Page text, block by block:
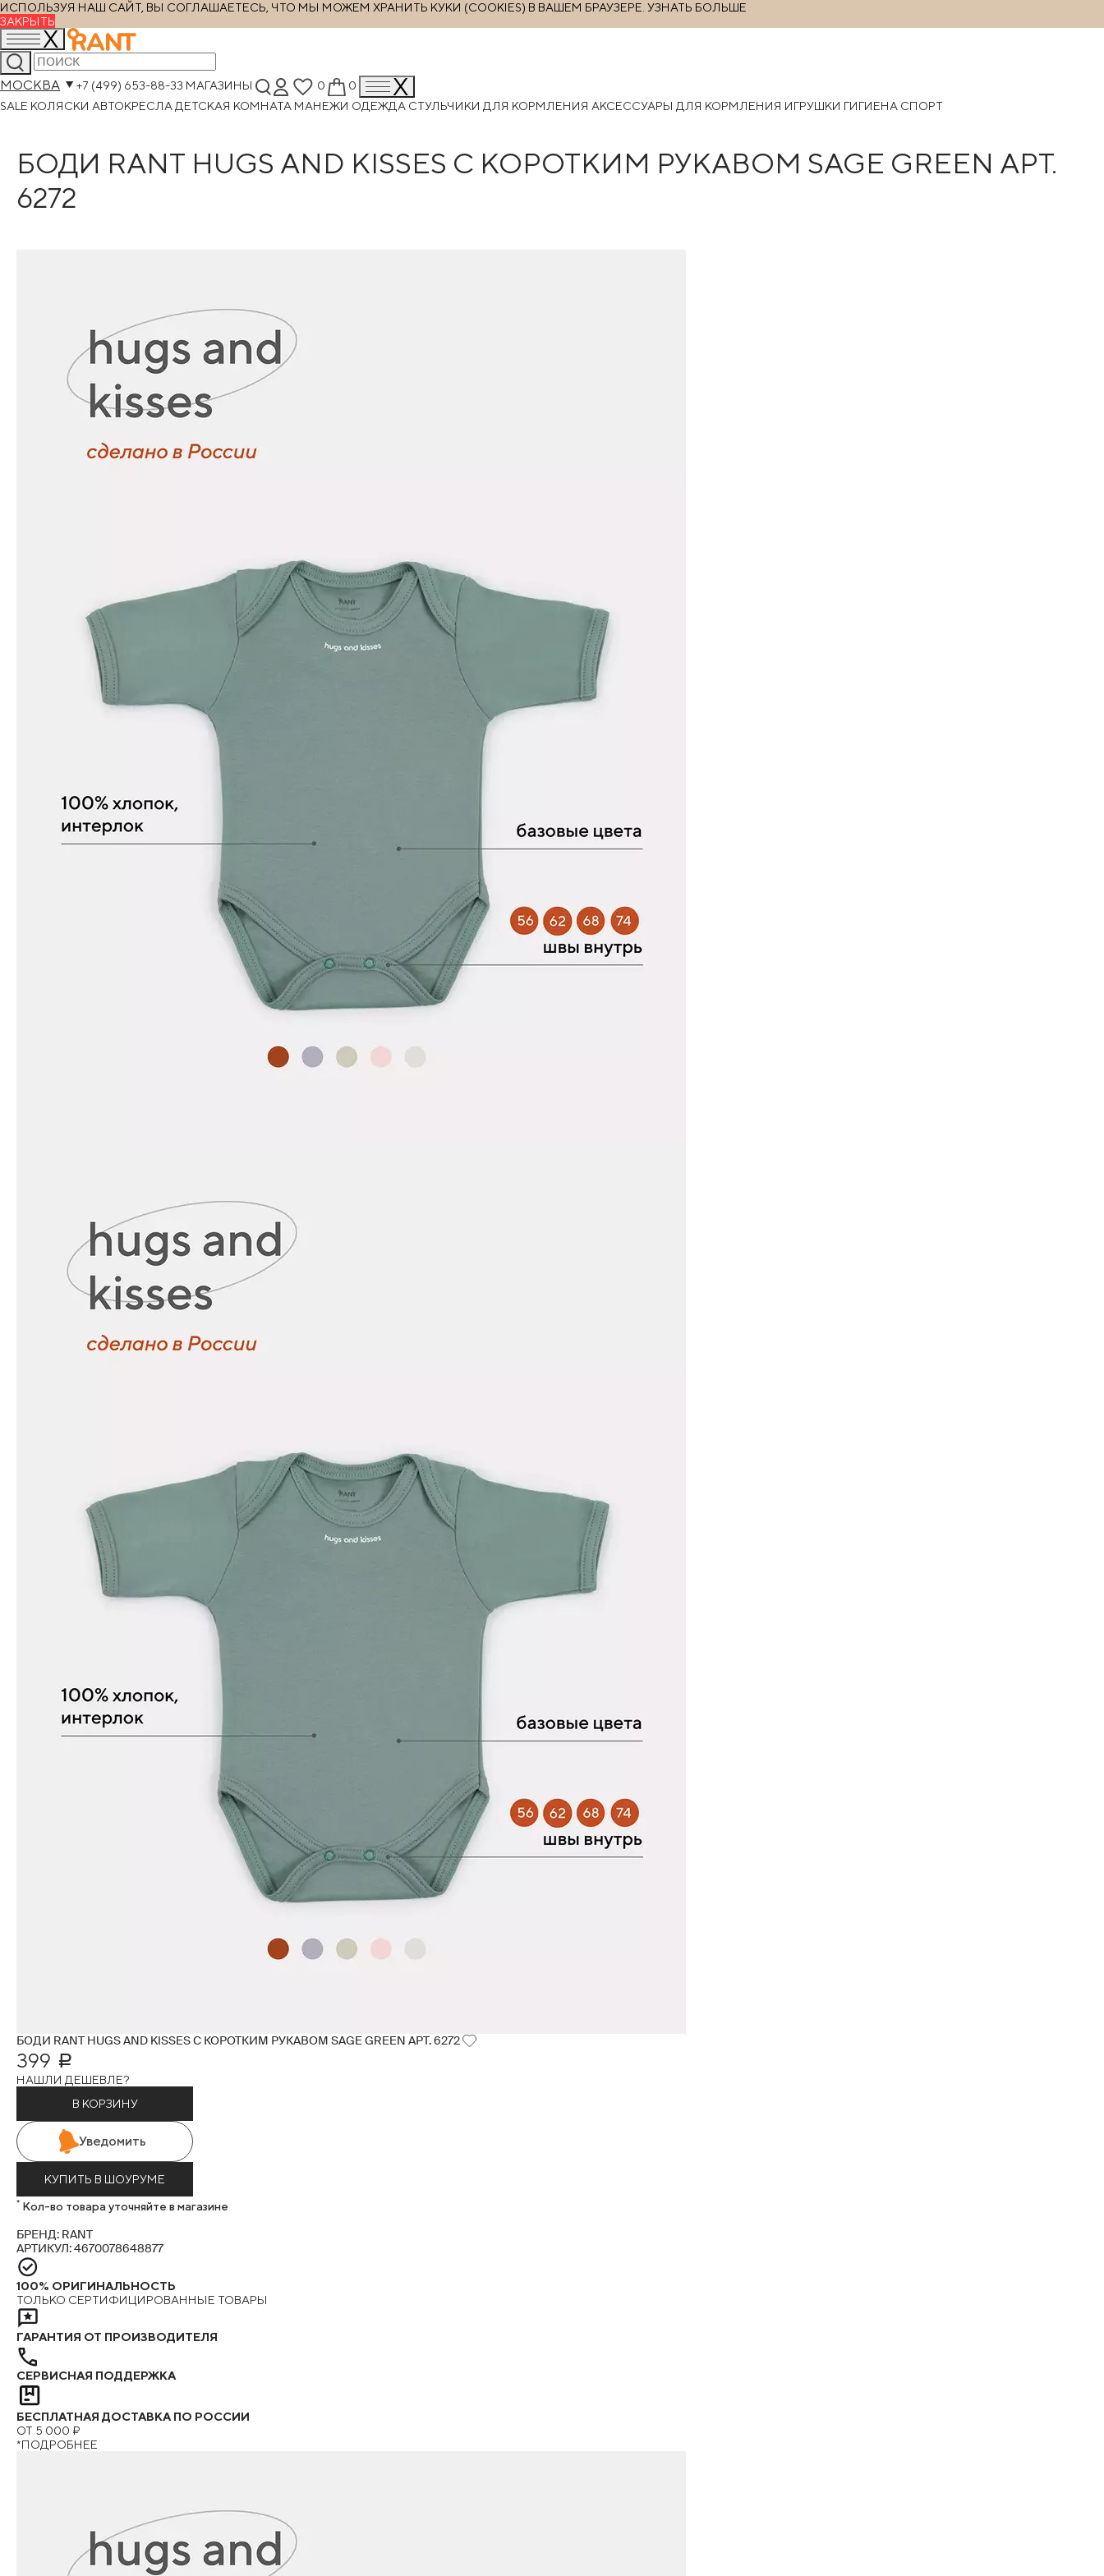
ИСПОЛЬЗУЯ НАШ САЙТ, ВЫ СОГЛАШАЕТЕСЬ, ЧТО МЫ МОЖЕМ ХРАНИТЬ КУКИ (COOKIES) В ВАШЕМ БРАУЗЕРЕ. УЗНАТЬ БОЛЬШЕ
ЗАКРЫТЬ
МОСКВА +7 (499) 653-88-33 МАГАЗИНЫ 0
0
SALE КОЛЯСКИ АВТОКРЕСЛА ДЕТСКАЯ КОМНАТА МАНЕЖИ ОДЕЖДА СТУЛЬЧИКИ ДЛЯ КОРМЛЕНИЯ АКСЕССУАРЫ ДЛЯ КОРМЛЕНИЯ ИГРУШКИ ГИГИЕНА СПОРТ
БОДИ RANT HUGS AND KISSES С КОРОТКИМ РУКАВОМ SAGE GREEN АРТ.
6272
БОДИ RANT HUGS AND KISSES С КОРОТКИМ РУКАВОМ SAGE GREEN АРТ. 6272
399
Р
НАШЛИ ДЕШЕВЛЕ?
В КОРЗИНУ
Уведомить
КУПИТЬ В ШОУРУМЕ
* Кол-во товара уточняйте в магазине
БРЕНД: RANT
АРТИКУЛ: 4670078648877
100% ОРИГИНАЛЬНОСТЬ
ТОЛЬКО СЕРТИФИЦИРОВАННЫЕ ТОВАРЫ
ГАРАНТИЯ ОТ ПРОИЗВОДИТЕЛЯ
СЕРВИСНАЯ ПОДДЕРЖКА
БЕСПЛАТНАЯ ДОСТАВКА ПО РОССИИ
ОТ 5 000 ₽
*ПОДРОБНЕЕ